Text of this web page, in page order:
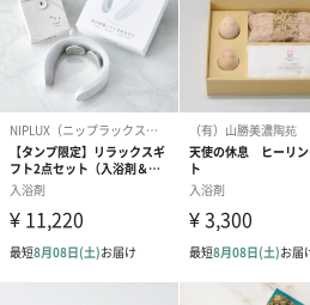
紙袋
お渡し用の紙袋です。
商品に合わせたサイズをお届けします。